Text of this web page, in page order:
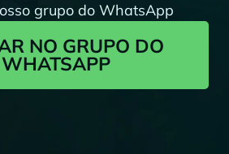
grupo do WhatsApp
NO GRUPO DO
WHATSAPP